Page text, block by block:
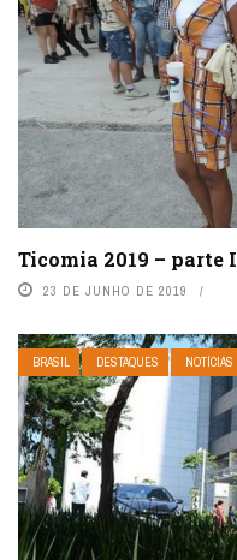
Ticomia 2019 – parte I
23 DE JUNHO DE 2019
BRASIL DESTAQUES NOTÍCIAS